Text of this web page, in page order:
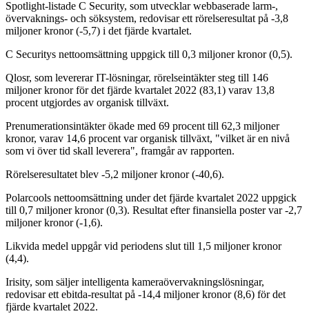
Spotlight-listade C Security, som utvecklar webbaserade larm-,
övervaknings- och söksystem, redovisar ett rörelseresultat på -3,8
miljoner kronor (-5,7) i det fjärde kvartalet.
C Securitys nettoomsättning uppgick till 0,3 miljoner kronor (0,5).
Qlosr, som levererar IT-lösningar, rörelseintäkter steg till 146
miljoner kronor för det fjärde kvartalet 2022 (83,1) varav 13,8
procent utgjordes av organisk tillväxt.
Prenumerationsintäkter ökade med 69 procent till 62,3 miljoner
kronor, varav 14,6 procent var organisk tillväxt, "vilket är en nivå
som vi över tid skall leverera", framgår av rapporten.
Rörelseresultatet blev -5,2 miljoner kronor (-40,6).
Polarcools nettoomsättning under det fjärde kvartalet 2022 uppgick
till 0,7 miljoner kronor (0,3). Resultat efter finansiella poster var -2,7
miljoner kronor (-1,6).
Likvida medel uppgår vid periodens slut till 1,5 miljoner kronor
(4,4).
Irisity, som säljer intelligenta kameraövervakningslösningar,
redovisar ett ebitda-resultat på -14,4 miljoner kronor (8,6) för det
fjärde kvartalet 2022.